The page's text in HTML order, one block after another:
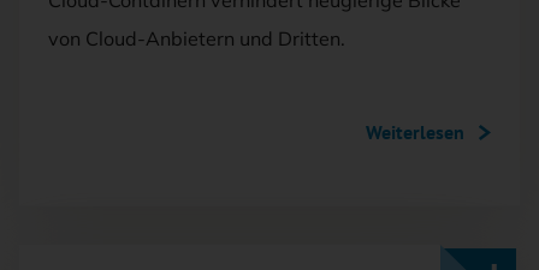
von Cloud-Anbietern und Dritten.
Weiterlesen